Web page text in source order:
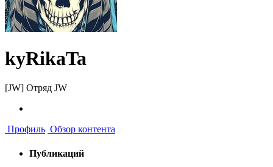
kyRikaTa
[JW] Отряд JW
Профиль Обзор контента
Публикаций